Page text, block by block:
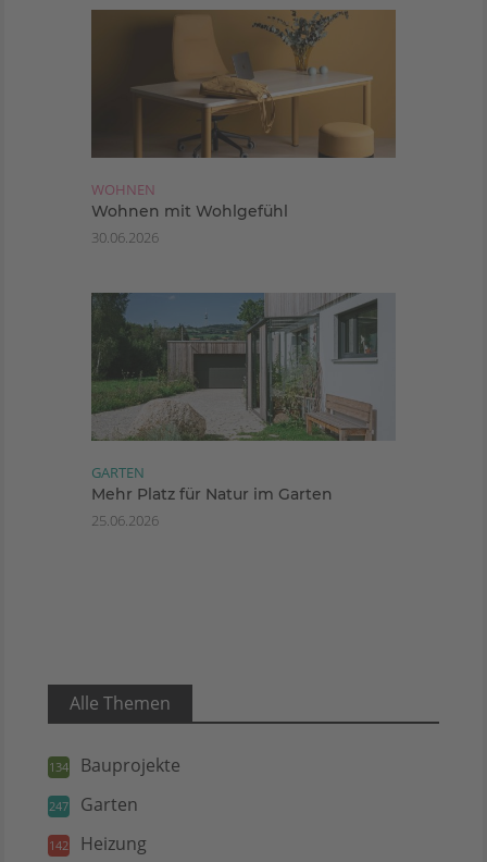
WOHNEN
Wohnen mit Wohlgefühl
30.06.2026
GARTEN
Mehr Platz für Natur im Garten
25.06.2026
Alle Themen
134 Bauprojekte
247 Garten
142 Heizung